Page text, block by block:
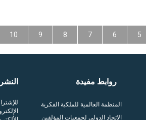
5
6
7
8
9
10
روابط مفيدة
المنظمة العالمية للملكية الفكرية
الاتحاد الدولي لجمعيات المؤلفين